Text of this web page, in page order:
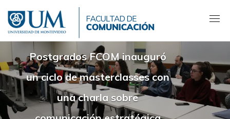
contenido
principal
Postgrados FCOM inauguró
un ciclo de masterclasses con
una charla sobre